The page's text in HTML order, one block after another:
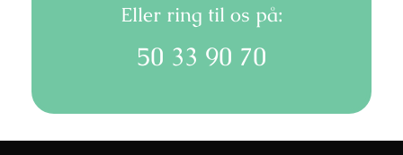
Eller ring til os på:
50 33 90 70